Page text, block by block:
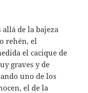
allá de la bajeza
rehén, el
el cacique de
graves y de
uno de los
el de la